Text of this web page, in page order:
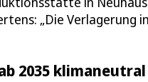
„Die
2035